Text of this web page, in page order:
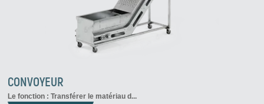
CONVOYEUR
Le fonction : Transférer le matériau d...